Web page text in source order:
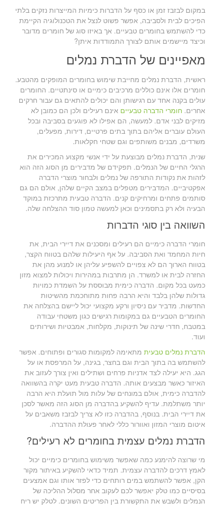
במקום לבזבז זמן או כסף על הדברות כימיות המייצרות נזקים בלתי
הפיכים לבית ולסביבה, אפשר פשוט לנצל את הטכנולוגיה הקיימת
כדי להשתמש בחומרים טבעיים. אך באיזו סוג של חומרים מדובר
וכיצד מיישמים אותם לצורך התמודדות איתן?
מאפיינים של הדברת נמלים
ראשית, הדברת נמלים מחייבת שימוש בחומרים המופקים מהטבע.
חומרים אלו אינם כוללים מרכיבים כימיים או סינתטיים. החומרים
עולים בקנה אחד עם רגישותן והם יכולים להתאים גם עבור חרקים
אחרים. חומרי הדברה טבעיים אינם רעילים ולכן הם כמובן לא
מזיקים לבני אדם. למעשה, הם אפילו לא פוגעים בסביבה ובכל
העולם עוברים אליהם בתוך בתים פרטיים, דירות, מפעלים,
משרדים, מבנים משותפים וגם שטחי חקלאות.
שנית, הדברת נמלים מבוצעת על ידי אנשי מקצוע המכירים את
הרגלי החיים של הנמלים. תפקידם של מדבירים מן הסוג הזה הוא
לזהות את נקודות התורפה של נמלים ולבחור מוצרי הדברה
אפקטיביים. המדבירים מטפלים במצב הקיים שלהן, אולם הם גם
סותמים פתחים ומרחיקים קנים. הדברה טבעית מתרכזת במוקד
הבעיה ולא רק בתסמינים וכאן למעשה טמון סוד ההצלחה שלה.
השוואה בין סוגי הדברות
חומרי הדברה כימיים הם רעילים ומסכנים את דיירי הבית, את
חיות המחמד ואת הסביבה. על אף היעילות שלהם בטווח הקצר,
בטווח הארוך הם לא צפויים להשפיע עליהן או למנוע מהן את
החזרה לבית או למשרד. הן מתרבות במהירות ויכולות למצוא מזון
כמעט בכל מקום. הדברה כימית מבוססת על השמדת כמויות
גדולות שלהן בלבד והיא הרבה פחות מתוחכמת מהשיטות
החדשות. מדביר עם ניסיון ורקע מקצועי יכול ליישם בהצלחה את
החומרים הטבעיים גם במקומות רגישים כגון משטחי עבודה
במטבח, חדרי שינה של תינוקות, מקלחות, אמבטיות ושירותים
ועוד.
הדברת נמלים טבעית מתאימה למקומות סגורים ופתוחים. אפשר
להשתמש בה בתוך הבית וגם בחצר, בגינה, על המרפסת או על
הגג. היא יעילה לצד אדניות פרחים ושתילים ואין צורך לעזוב את
האיזור כאשר מבצעים אותה. הדברה טבעית מעט יקרה בהשוואה
להדברה כימית, אולם במונחים של עלות מול תועלת היא הרבה
יותר משתלמת. עדיף להשקיע בהדברה מן הסוג הזה מאשר לסכן
את דיירי הבית. בנוסף, בהדברה כזו לא צריך לבזבז משאבים על
איטום מוצרי המזון ואוורור כללי לאחר פעולת ההדברה.
הדברת נמלים עצמית בחומרים לא רעילים?
מי שרוצה להימנע כמה שאפשר משימוש בחומרים כימיים יכול
לאמץ דרכים להדברה עצמית. תמיד כדאי להשקיע באיתור מקור
הקן, אפשר להשתמש במים רותחים כדי לפזר אותו וגם אמצעים
בסיסיים כמו טלק יאפשר לכם לעקוב אחר מסלול ההליכה של
הנמלים ולשבש את התקשורת בין הפריטים השונים. לטלק יש ריח